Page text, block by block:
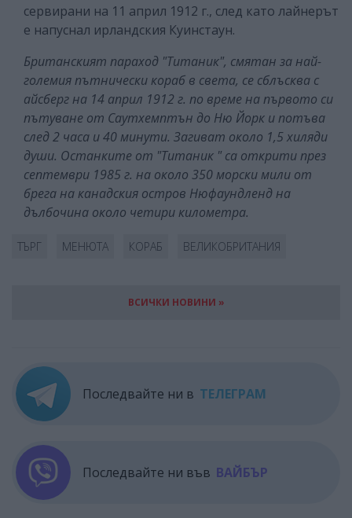
сервирани на 11 април 1912 г., след като лайнерът
е напуснал ирландския Куинстаун.
Британският параход "Титаник", смятан за най-
големия пътнически кораб в света, се сблъсква с
айсберг на 14 април 1912 г. по време на първото си
пътуване от Саутхемптън до Ню Йорк и потъва
след 2 часа и 40 минути. Загиват около 1,5 хиляди
души. Останките от "Титаник " са открити през
септември 1985 г. на около 350 морски мили от
брега на канадския остров Нюфаундленд на
дълбочина около четири километра.
ТЪРГ МЕНЮТА КОРАБ ВЕЛИКОБРИТАНИЯ
ВСИЧКИ НОВИНИ »
Последвайте ни в ТЕЛЕГРАМ
Последвайте ни във ВАЙБЪР